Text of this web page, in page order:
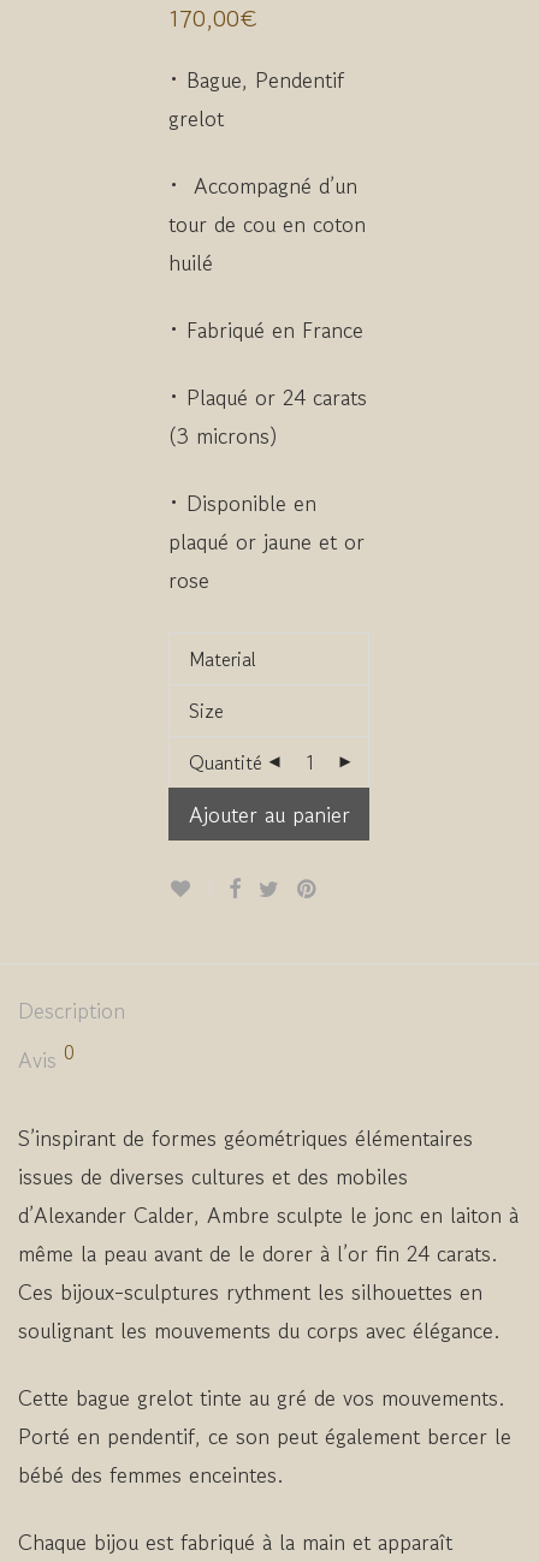
170,00€
• Bague, Pendentif
grelot
• Accompagné d’un
tour de cou en coton
huilé
• Fabriqué en France
• Plaqué or 24 carats
(3 microns)
• Disponible en
plaqué or jaune et or
rose
Quantité
Ajouter au panier
Description
Avis 0
S’inspirant de formes géométriques élémentaires
issues de diverses cultures et des mobiles
d’Alexander Calder, Ambre sculpte le jonc en laiton à
même la peau avant de le dorer à l’or fin 24 carats.
Ces bijoux-sculptures rythment les silhouettes en
soulignant les mouvements du corps avec élégance.
Cette bague grelot tinte au gré de vos mouvements.
Porté en pendentif, ce son peut également bercer le
bébé des femmes enceintes.
Chaque bijou est fabriqué à la main et apparaît